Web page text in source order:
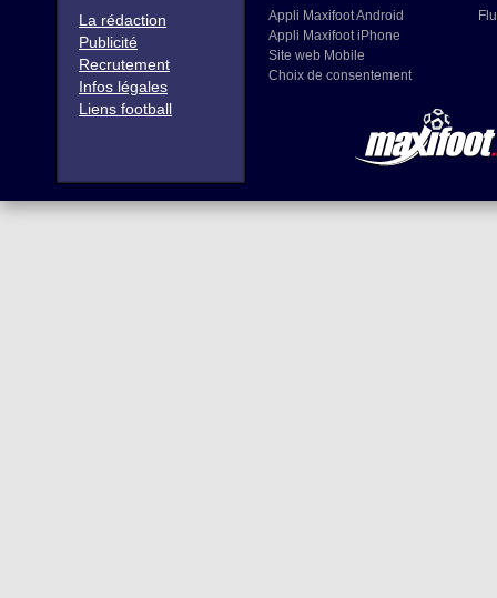
La rédaction
Publicité
Recrutement
Infos légales
Liens football
Appli Maxifoot Android
Appli Maxifoot iPhone
Site web Mobile
Choix de consentement